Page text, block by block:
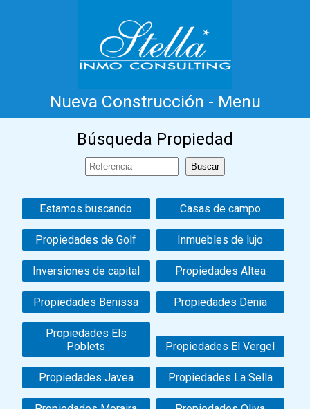
Nueva Construcción - Menu
Costa Blanca Venta Alquiler
Nueva Construcción Información
Búsqueda Propiedad
Estamos buscando Casas de campo
Propiedades de Golf Inmuebles de lujo
Inversiones de capital Propiedades Altea
Propiedades Benissa Propiedades Denia
Propiedades Els
Poblets
Propiedades El Vergel
Propiedades Javea Propiedades La Sella